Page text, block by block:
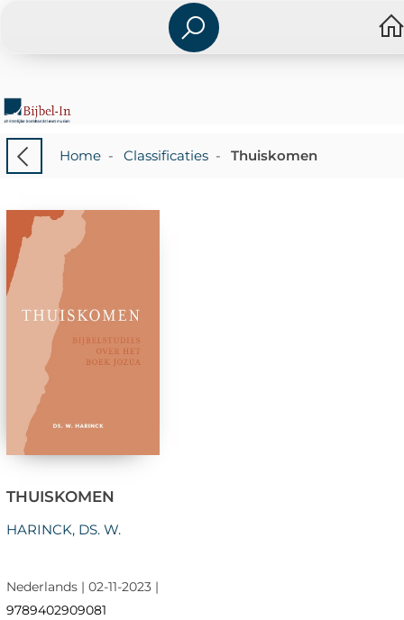
Home- Classificaties- Thuiskomen
THUISKOMEN
HARINCK, DS. W.
Nederlands | 02-11-2023 |
9789402909081